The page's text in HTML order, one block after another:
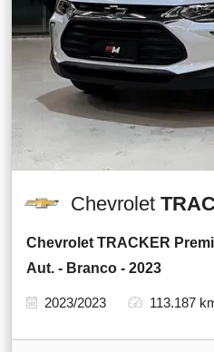
Chevrolet
Chevrolet TRACKER
Aut. - Branco - 2023
2023/2023 113.187